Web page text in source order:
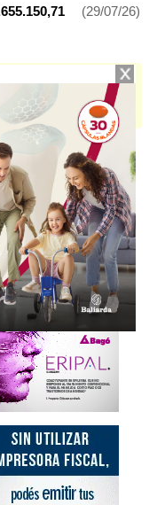
(29/07/26)
y cuenta con 1